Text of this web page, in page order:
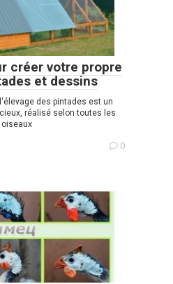
créer votre propre
et dessins
des pintades est un
réalisé selon toutes les
oiseaux
0